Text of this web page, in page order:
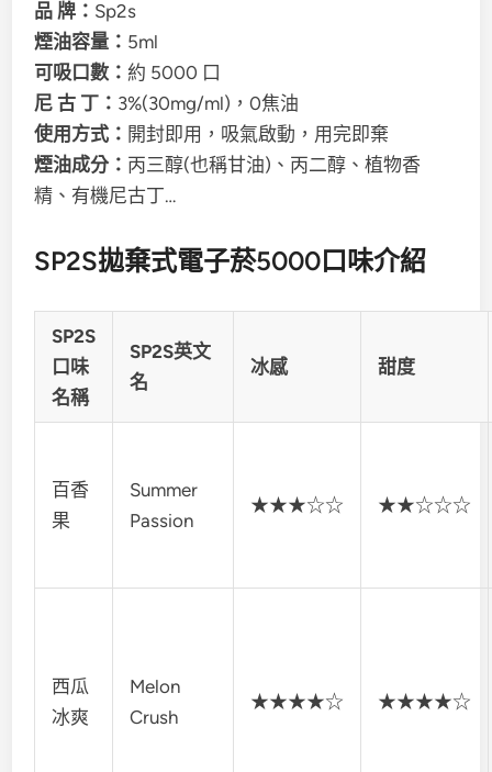
品 牌： Sp2s
煙油容量： 5ml
可吸口數： 約 5000 口
尼 古 丁： 3%(30mg/ml)，0焦油
使用方式： 開封即用，吸氣啟動，用完即棄
煙油成分： 丙三醇(也稱甘油)、丙二醇、植物香
精、有機尼古丁…
SP2S拋棄式電子菸5000口味介紹
SP2S
口味
名稱
SP2S英文
名
冰感 甜度
百香
果
Summer
Passion
★★★☆☆ ★★☆☆☆
西瓜
冰爽
Melon
Crush
★★★★☆ ★★★★☆